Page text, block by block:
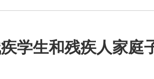
学生和残疾人家庭